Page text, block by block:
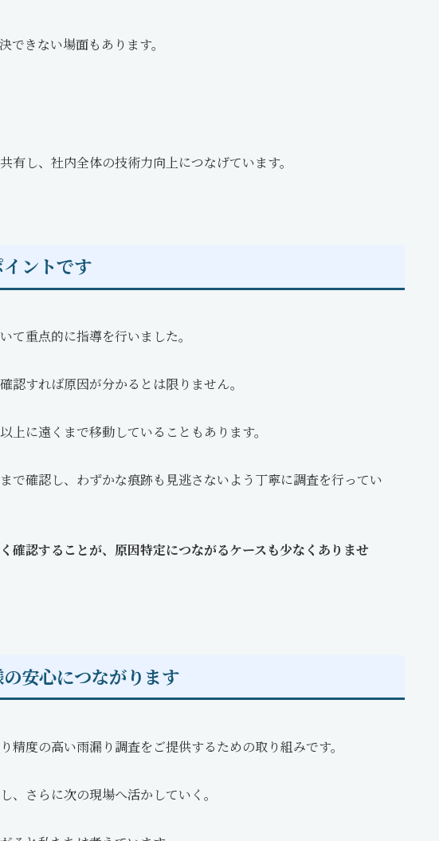
きない場面もあります。
し、社内全体の技術力向上につなげています。
ントです
て重点的に指導を行いました。
認すれば原因が分かるとは限りません。
に遠くまで移動していることもあります。
で確認し、わずかな痕跡も見逃さないよう丁寧に調査を行ってい
確認することが、原因特定につながるケースも少なくありませ
安心につながります
精度の高い雨漏り調査をご提供するための取り組みです。
さらに次の現場へ活かしていく。